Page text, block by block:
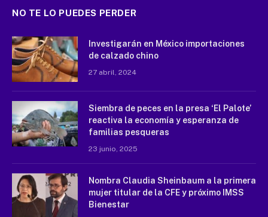
NO TE LO PUEDES PERDER
Investigarán en México importaciones
de calzado chino
27 abril, 2024
Siembra de peces en la presa ‘El Palote’
reactiva la economía y esperanza de
familias pesqueras
23 junio, 2025
Nombra Claudia Sheinbaum a la primera
mujer titular de la CFE y próximo IMSS
Bienestar